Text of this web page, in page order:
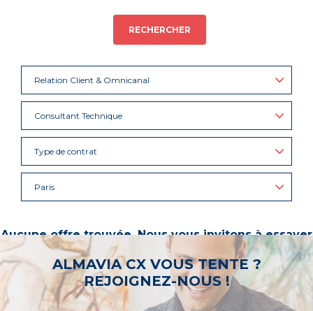
RECHERCHER
Relation Client & Omnicanal
Consultant Technique
Type de contrat
Paris
Aucune offre trouvée. Nous vous invitons à essayer
d’autres mots-clés ou à sélectionner un « métier ».
ALMAVIA CX VOUS TENTE ?
REJOIGNEZ-NOUS !